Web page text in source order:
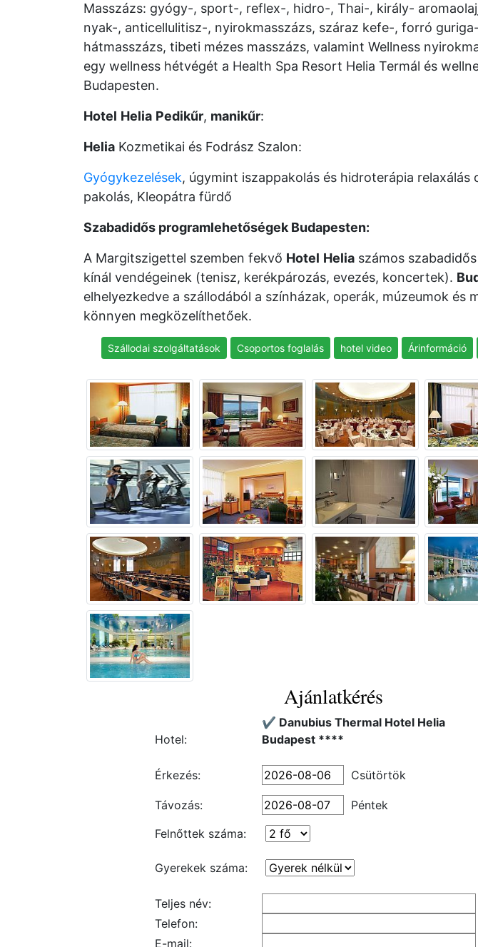
Masszázs: gyógy-, sport-, reflex-, hidro-, Thai-, király-
nyak-, anticellulitisz-, nyirokmasszázs, száraz kefe-, forró
hátmasszázs, tibeti mézes masszázs, valamint Wellness
egy wellness hétvégét a Health Spa Resort Helia Termál és
Budapesten.
Hotel Helia Pedikűr, manikűr:
Helia Kozmetikai és Fodrász Szalon:
Gyógykezelések, úgymint iszappakolás és hidroterápia relaxálás
pakolás, Kleopátra fürdő
Szabadidős programlehetőségek Budapesten:
A Margitszigettel szemben fekvő Hotel Helia számos
kínál vendégeinek (tenisz, kerékpározás, evezés, koncertek).
elhelyezkedve a szállodából a színházak, operák, múzeumok és
könnyen megközelíthetőek.
Szállodai szolgáltatások Csoportos foglalás hotel video Árinformáció
Ajánlatkérés
Hotel:
✔️ Danubius Thermal Hotel Helia
Budapest ****
Érkezés: Csütörtök
Távozás:
Péntek
Felnőttek száma:
Gyerekek száma:
Teljes név:
Telefon:
E-mail: